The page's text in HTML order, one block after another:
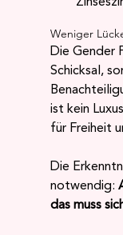
Weniger
Die Gender
Schicksal,
ist kein
für Freiheit
Die
notwendig:
das muss